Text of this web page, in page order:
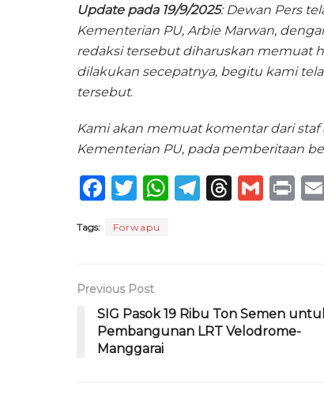
Update pada 19/9/2025: Dewan Pers
Kementerian PU, Arbie Marwan,
redaksi tersebut diharuskan memuat
dilakukan secepatnya, begitu kami
tersebut.
Kami akan memuat komentar dari
Kementerian PU, pada pemberitaan
F
c
b
o
o
T
it
r
W
p
p
T
m
T
s
G P
Tags: Forwapu
Previous Post
SIG Pasok 19 Ribu Ton Semen
Pembangunan LRT Velodrome-
Manggarai